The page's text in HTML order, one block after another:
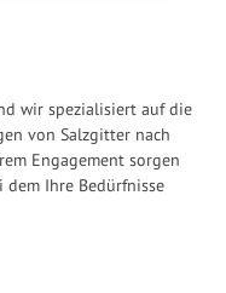
wir spezialisiert auf die
von Salzgitter nach
Engagement sorgen
dem Ihre Bedürfnisse